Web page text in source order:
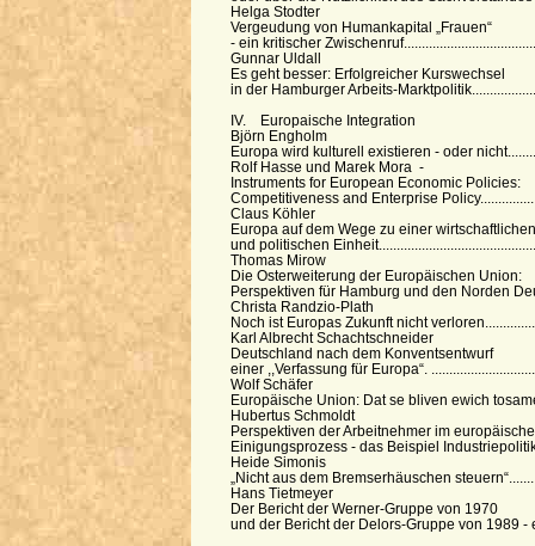
Helga Stodter
Vergeudung von Humankapital „Frauen“
- ein kritischer
Gunnar Uldall
Es geht besser: Erfolgreicher Kurswechsel
in der Hamburger Arbeits-
IV. Europaische Integration
Björn Engholm
Europa wird kulturell existieren - oder
Rolf Hasse und Marek Mora -
Instruments for European Economic Policies:
Competitiveness and Enterprise
Claus Köhler
Europa auf dem Wege zu einer
und politischen
Thomas Mirow
Die Osterweiterung der Europäischen Union:
Perspektiven für Hamburg und den Norden
Christa Randzio-Plath
Noch ist Europas Zukunft nicht
Karl Albrecht Schachtschneider
Deutschland nach dem Konventsentwurf
einer ,,Verfassung für Europa“.
Wolf Schäfer
Europäische Union: Dat se bliven ewich
Hubertus Schmoldt
Perspektiven der Arbeitnehmer im
Einigungsprozess - das Beispiel
Heide Simonis
„Nicht aus dem Bremserhäuschen
Hans Tietmeyer
Der Bericht der Werner-Gruppe von 1970
und der Bericht der Delors-Gruppe von 1989 -